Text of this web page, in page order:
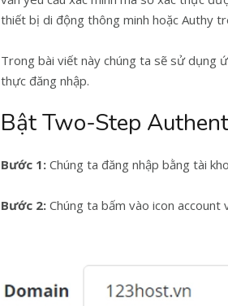
thiết bị di động thông minh hoặc Authy
Trong bài viết này chúng ta sẽ sử dụng
thực đăng nhập.
Bật Two-Step
Bước 1: Chúng ta đăng nhập bằng tài
Bước 2: Chúng ta bấm vào icon account